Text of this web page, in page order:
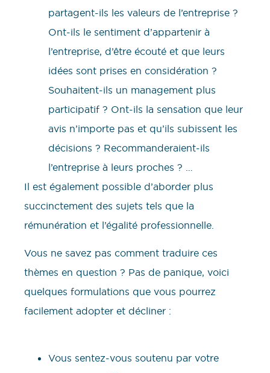
partagent-ils les valeurs de l’entreprise ?
Ont-ils le sentiment d’appartenir à
l’entreprise, d’être écouté et que leurs
idées sont prises en considération ?
Souhaitent-ils un management plus
participatif ? Ont-ils la sensation que leur
avis n’importe pas et qu’ils subissent les
décisions ? Recommanderaient-ils
l’entreprise à leurs proches ? …
Il est également possible d’aborder plus
succinctement des sujets tels que la
rémunération et l’égalité professionnelle.
Vous ne savez pas comment traduire ces
thèmes en question ? Pas de panique, voici
quelques formulations que vous pourrez
facilement adopter et décliner :
Vous sentez-vous soutenu par votre